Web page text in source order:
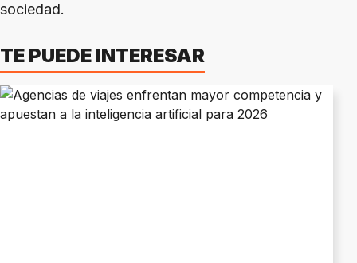
sociedad.
TE PUEDE INTERESAR